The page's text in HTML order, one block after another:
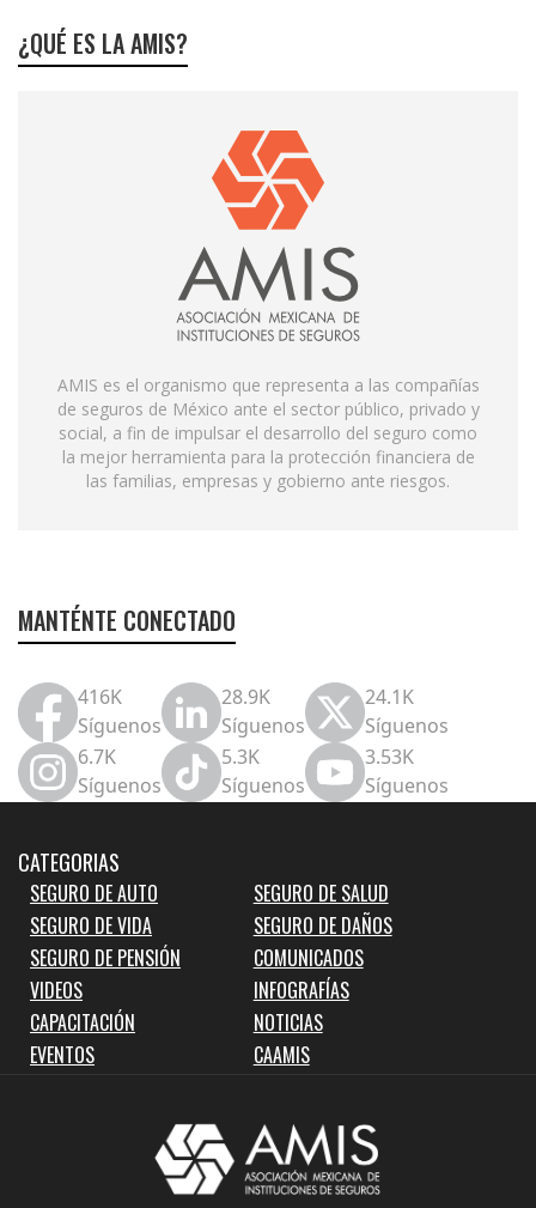
¿QUÉ ES LA AMIS?
AMIS es el organismo que representa a las compañías
de seguros de México ante el sector público, privado y
social, a fin de impulsar el desarrollo del seguro como
la mejor herramienta para la protección financiera de
las familias, empresas y gobierno ante riesgos.
MANTÉNTE CONECTADO
416K
Síguenos
28.9K
Síguenos
24.1K
Síguenos
6.7K
Síguenos
5.3K
Síguenos
3.53K
Síguenos
CATEGORIAS
SEGURO DE AUTO
SEGURO DE SALUD
SEGURO DE VIDA
SEGURO DE DAÑOS
SEGURO DE PENSIÓN
COMUNICADOS
VIDEOS
INFOGRAFÍAS
CAPACITACIÓN
NOTICIAS
EVENTOS
CAAMIS